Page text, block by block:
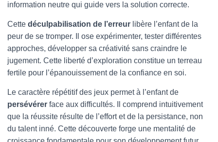
information neutre qui guide vers la solution correcte.
Cette déculpabilisation de l’erreur libère l’enfant de la
peur de se tromper. Il ose expérimenter, tester différentes
approches, développer sa créativité sans craindre le
jugement. Cette liberté d’exploration constitue un terreau
fertile pour l’épanouissement de la confiance en soi.
Le caractère répétitif des jeux permet à l’enfant de
persévérer face aux difficultés. Il comprend intuitivement
que la réussite résulte de l’effort et de la persistance, non
du talent inné. Cette découverte forge une mentalité de